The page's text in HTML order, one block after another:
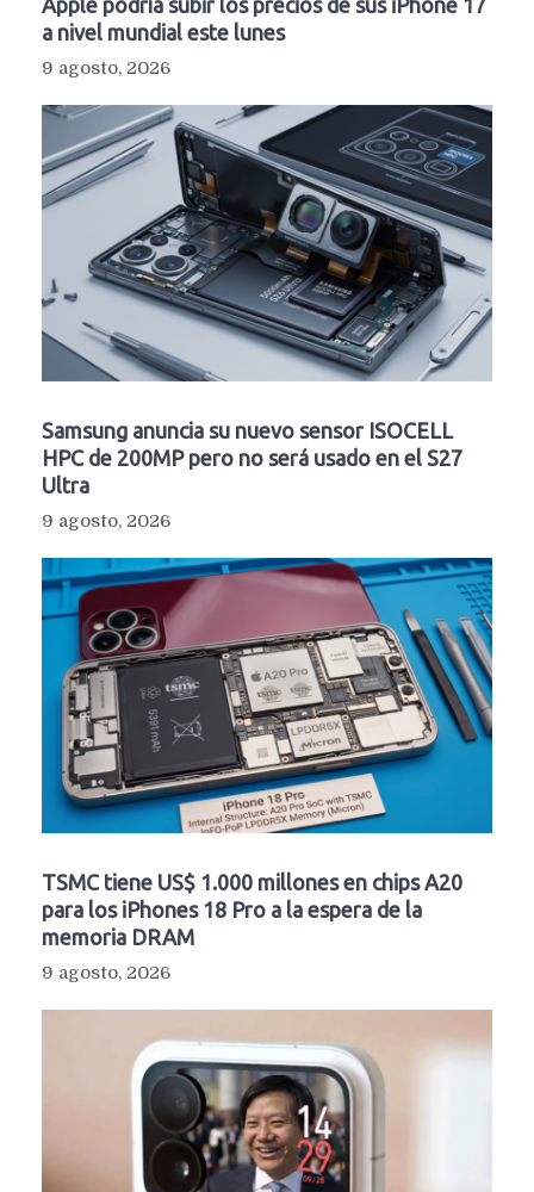
Apple podría subir los precios de sus iPhone 17
a nivel mundial este lunes
9 agosto, 2026
Samsung anuncia su nuevo sensor ISOCELL
HPC de 200MP pero no será usado en el S27
Ultra
9 agosto, 2026
TSMC tiene US$ 1.000 millones en chips A20
para los iPhones 18 Pro a la espera de la
memoria DRAM
9 agosto, 2026